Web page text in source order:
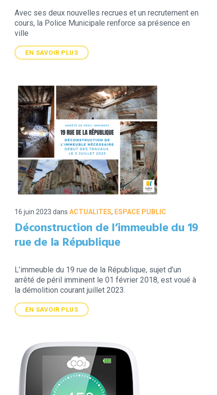
Avec ses deux nouvelles recrues et un recrutement en
cours, la Police Municipale renforce sa présence en
ville
EN SAVOIR PLUS
16 juin 2023 dans ACTUALITES, ESPACE PUBLIC
Déconstruction de l’immeuble du 19
rue de la République
L’immeuble du 19 rue de la République, sujet d’un
arrêté de péril imminent le 01 février 2018, est voué à
la démolition courant juillet 2023.
EN SAVOIR PLUS